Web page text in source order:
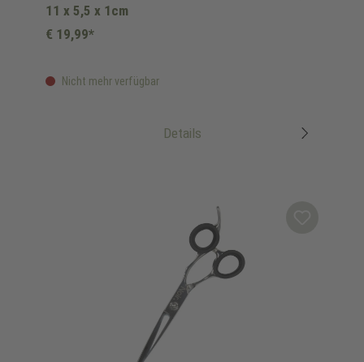
11 x 5,5 x 1cm
Nicht mehr verfügbar
€ 19,99*
Details